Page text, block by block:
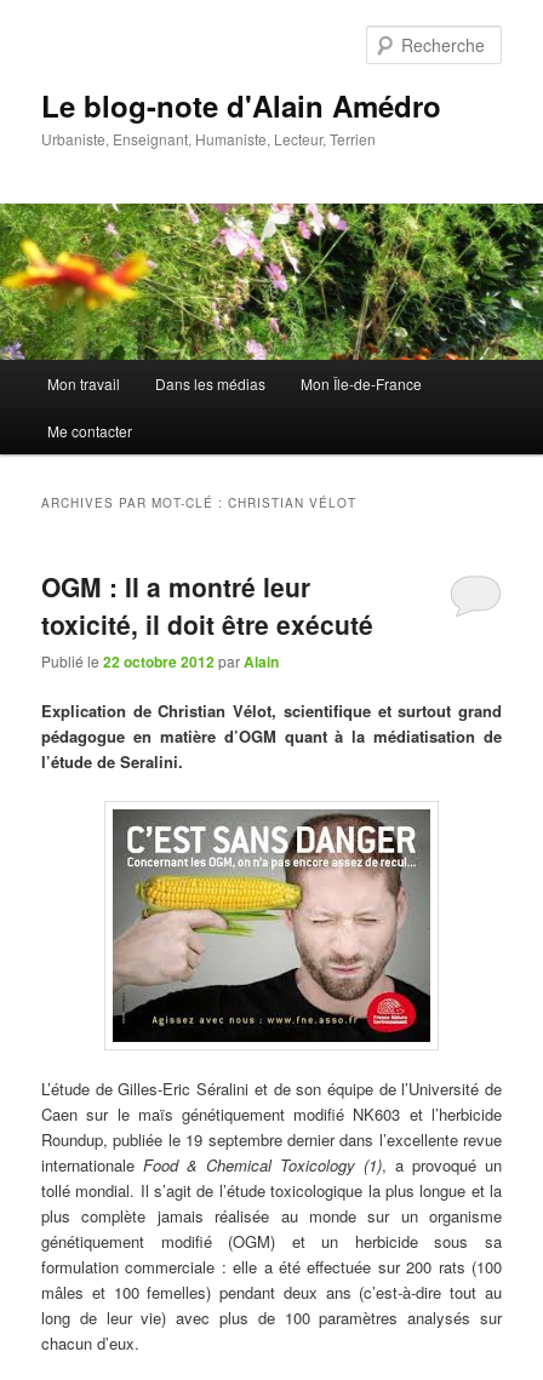
Le blog-note d'Alain Amédro
Urbaniste, Enseignant, Humaniste, Lecteur, Terrien
principal
Mon travail Dans les médias Mon Île-de-France
Me contacter
ARCHIVES PAR MOT-CLÉ :CHRISTIAN VÉLOT
OGM : Il a montré leur
toxicité, il doit être exécuté
Publié le22 octobre 2012parAlain
Explication de Christian Vélot, scientifique et surtout grand
pédagogue en matière d’OGM quant à la médiatisation de
l’étude de Seralini.
L’étude de Gilles-Eric Séralini et de son équipe de l’Université de
Caen sur le maïs génétiquement modifié NK603 et l’herbicide
Roundup, publiée le 19 septembre dernier dans l’excellente revue
internationaleFood & Chemical Toxicology (1), a provoqué un
tollé mondial. Il s’agit de l’étude toxicologique la plus longue et la
plus complète jamais réalisée au monde sur un organisme
génétiquement modifié (OGM) et un herbicide sous sa
formulation commerciale : elle a été effectuée sur 200 rats (100
mâles et 100 femelles) pendant deux ans (c’est-à-dire tout au
long de leur vie) avec plus de 100 paramètres analysés sur
chacun d’eux.